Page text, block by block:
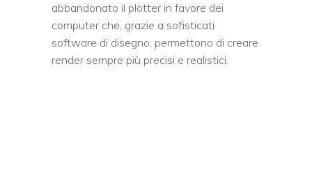
abbandonato il plotter in favore dei
computer che, grazie a sofisticati
software di disegno, permettono di creare
render sempre più precisi e realistici.